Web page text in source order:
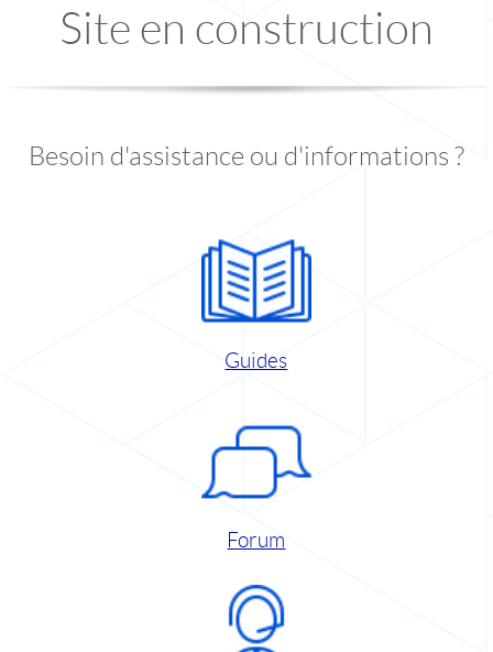
Site en construction
Besoin d'assistance ou d'informations ?
Guides
Forum